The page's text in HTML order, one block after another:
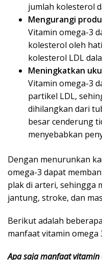
jumlah kolesterol
Mengurangi
Vitamin omega-3
kolesterol oleh
kolesterol LDL
Meningkatkan
Vitamin omega-3
partikel LDL,
dihilangkan dari
besar cenderung
menyebabkan
Dengan menurunkan
omega-3 dapat
plak di arteri, sehingga
jantung, stroke, dan
Berikut adalah
manfaat vitamin omega
Apa saja manfaat vitamin